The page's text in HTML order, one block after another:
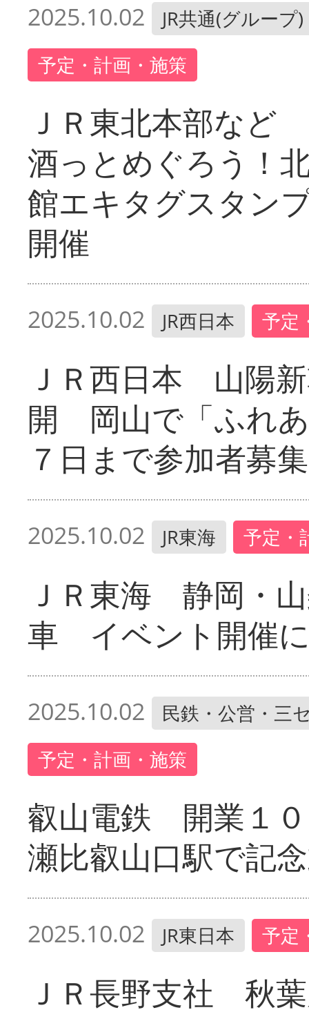
2025.10.02
JR共通(グループ)
予定・計画・施策
ＪＲ東北本部など
酒っとめぐろう！
館エキタグスタン
開催
2025.10.02 JR西日本 予定
ＪＲ西日本 山陽
開 岡山で「ふれ
７日まで参加者募集
2025.10.02 JR東海 予定・
ＪＲ東海 静岡・
車 イベント開催
2025.10.02
民鉄・公営・三
予定・計画・施策
叡山電鉄 開業１
瀬比叡山口駅で記
2025.10.02 JR東日本 予定
ＪＲ長野支社 秋